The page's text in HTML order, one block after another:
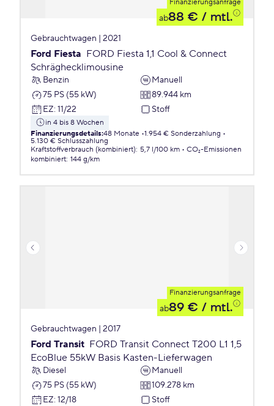
Finanzierungsanfrage
ab88 € / mtl.
Gebrauchtwagen | 2021
Ford Fiesta FORD Fiesta 1,1 Cool & Connect
Schräghecklimousine
Benzin
Manuell
75 PS (55 kW)
89.944 km
EZ: 11/22 Stoff
in 4 bis 8 Wochen
Finanzierungsdetails:48 Monate 1.954 € Sonderzahlung
5.130 € Schlusszahlung
Kraftstoffverbrauch (kombiniert): 5,7 l/100 km
CO₂-Emissionen
kombiniert: 144 g/km
Finanzierungsanfrage
ab89 € / mtl.
Gebrauchtwagen | 2017
Ford Transit FORD Transit Connect T200 L1 1,5
EcoBlue 55kW Basis Kasten-Lieferwagen
Diesel
Manuell
75 PS (55 kW)
109.278 km
EZ: 12/18 Stoff